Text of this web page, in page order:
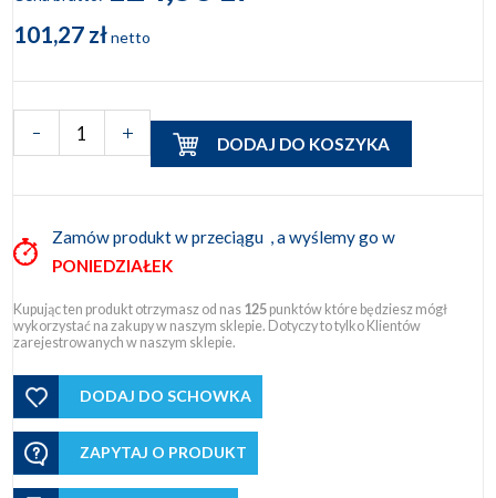
101,27 złnetto
DODAJ DO KOSZYKA
Zamów produkt w przeciągu , a wyślemy go w
PONIEDZIAŁEK
Kupując ten produkt otrzymasz od nas 125 punktów które będziesz mógł
wykorzystać na zakupy w naszym sklepie. Dotyczy to tylko Klientów
zarejestrowanych w naszym sklepie.
DODAJ DO SCHOWKA
ZAPYTAJ O PRODUKT